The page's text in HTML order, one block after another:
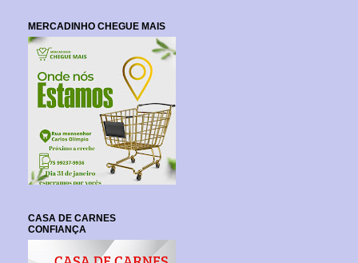
MERCADINHO CHEGUE MAIS
CASA DE CARNES
CONFIANÇA